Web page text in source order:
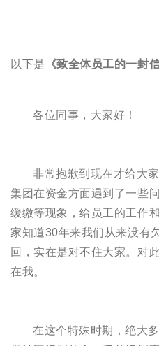
以下是 《致全体员工的一封
各位同事，大家好！
非常抱歉到现在才给大
集团在资金方面遇到了一些
缓缴等现象，给员工的工作
家知道30年来我们从来没有
回，实在是对不住大家。对
在我。
在这个特殊时期，绝大